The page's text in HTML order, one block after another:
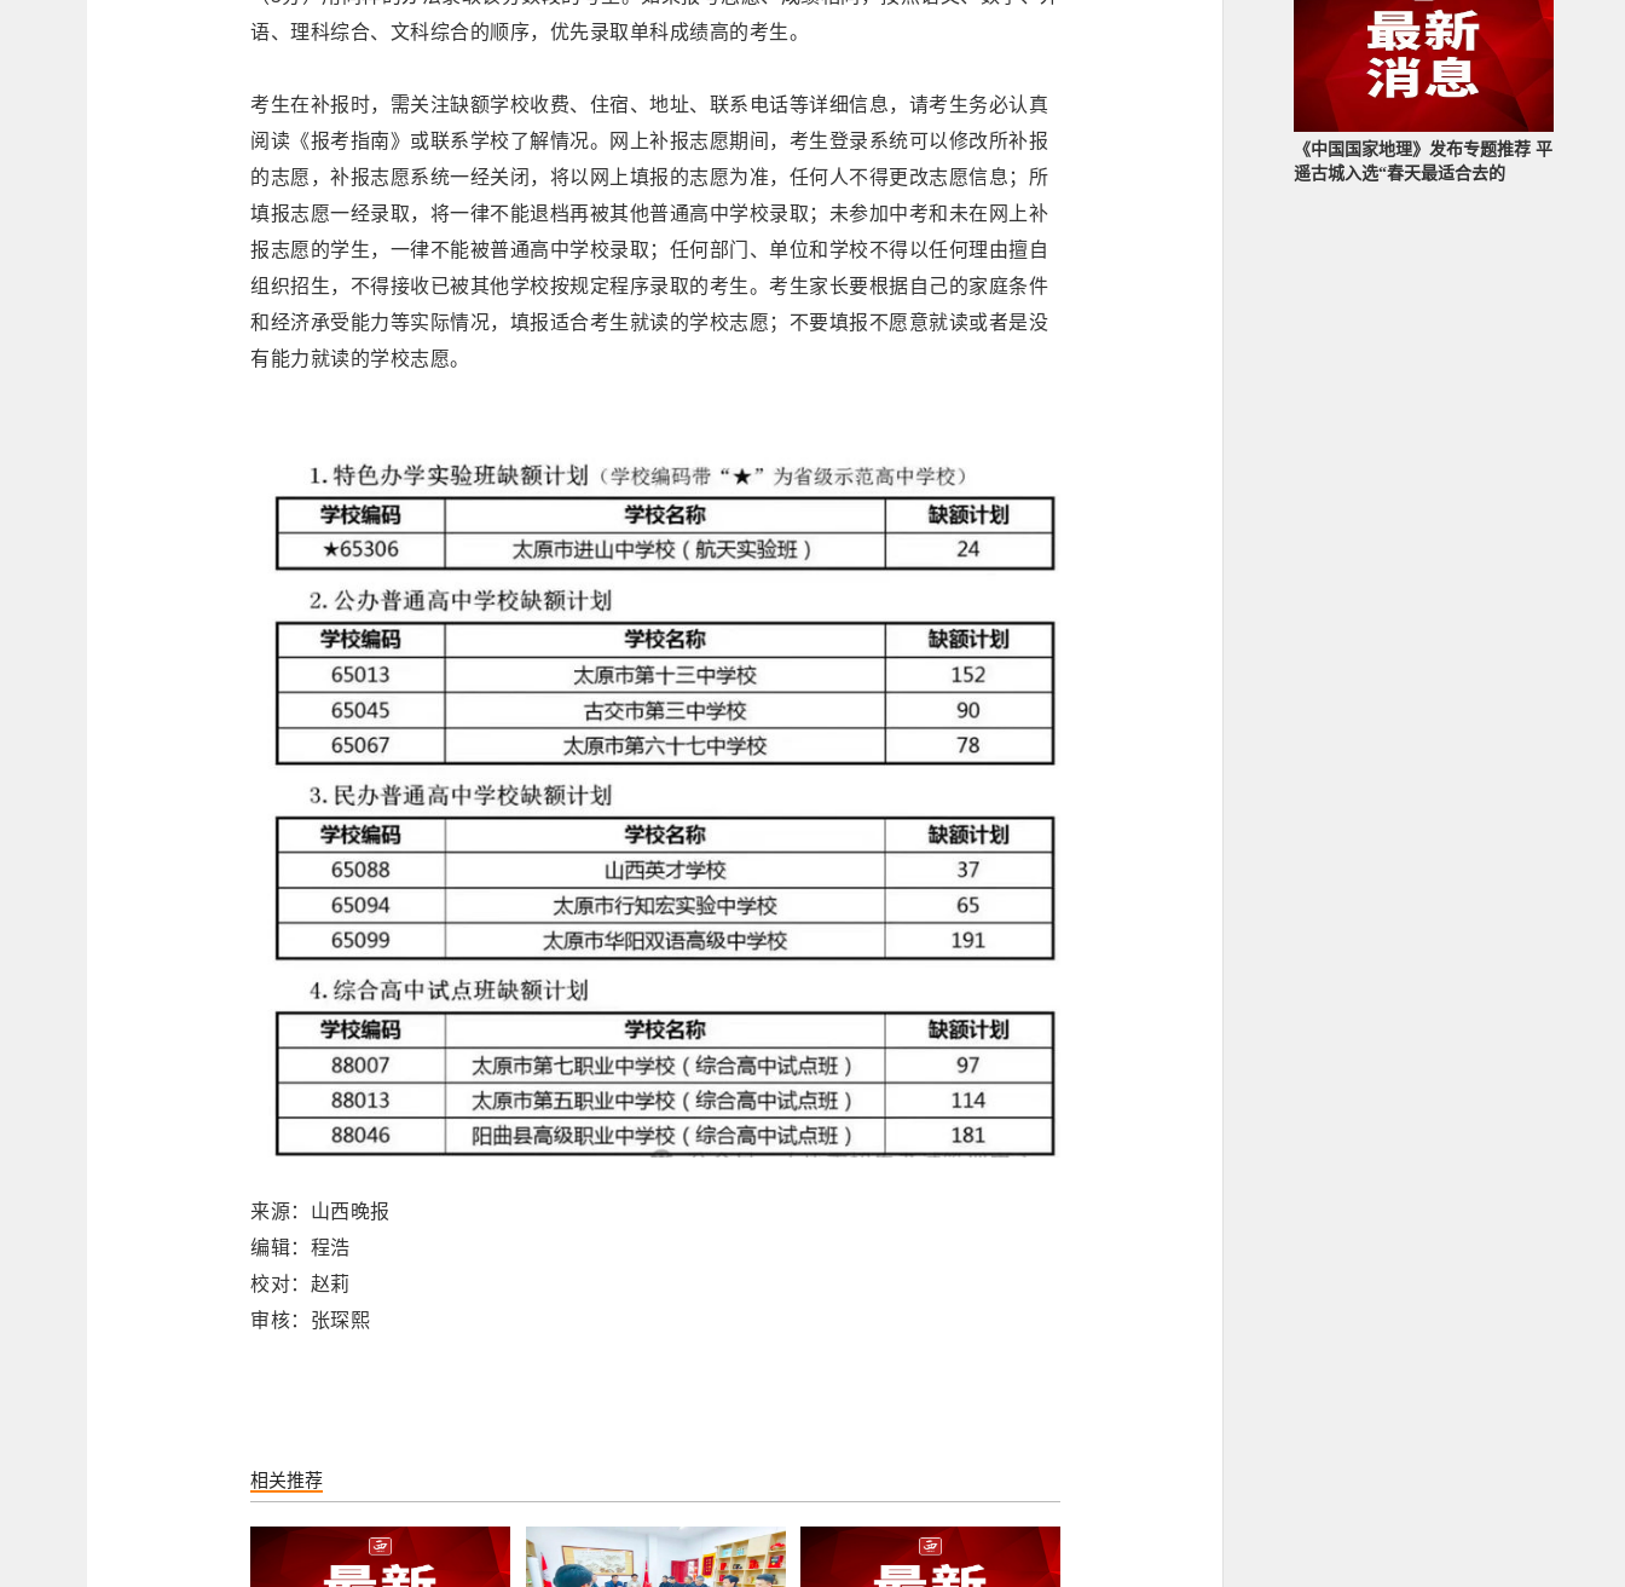
语、理科综合、文科综合的顺序，优先录取单科成绩高的考生。
考生在补报时，需关注缺额学校收费、住宿、地址、联系电话等详细信息，请考生务必认真
阅读《报考指南》或联系学校了解情况。网上补报志愿期间，考生登录系统可以修改所补报
的志愿，补报志愿系统一经关闭，将以网上填报的志愿为准，任何人不得更改志愿信息；所
填报志愿一经录取，将一律不能退档再被其他普通高中学校录取；未参加中考和未在网上补
报志愿的学生，一律不能被普通高中学校录取；任何部门、单位和学校不得以任何理由擅自
组织招生，不得接收已被其他学校按规定程序录取的考生。考生家长要根据自己的家庭条件
和经济承受能力等实际情况，填报适合考生就读的学校志愿；不要填报不愿意就读或者是没
有能力就读的学校志愿。
来源：山西晚报
编辑：程浩
校对：赵莉
审核：张琛熙
相关推荐
《中国国家地理》发布专题推荐 平
遥古城入选“春天最适合去的